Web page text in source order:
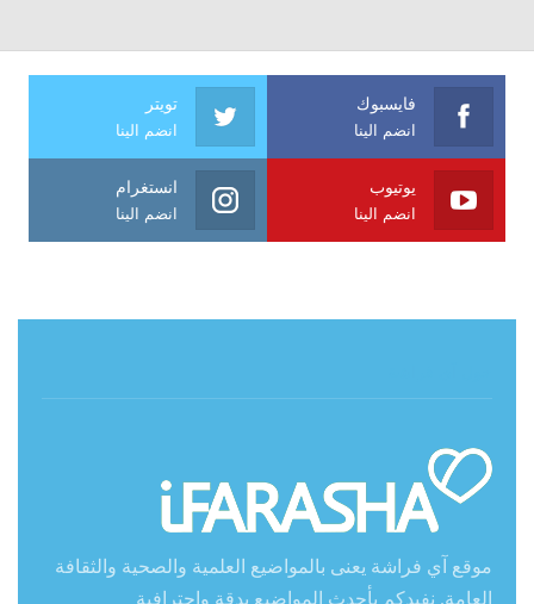
فايسبوك
انضم الينا
تويتر
انضم الينا
يوتيوب
انضم الينا
انستغرام
انضم الينا
موقع آي فراشة يعنى بالمواضيع العلمية والصحية والثقافة
العامة. نفيدكم بأحدث المواضيع بدقة واحترافية